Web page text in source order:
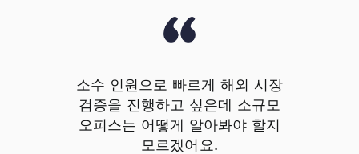
소수 인원으로 빠르게 해외 시장
검증을 진행하고 싶은데 소규모
오피스는 어떻게 알아봐야 할지
모르겠어요.